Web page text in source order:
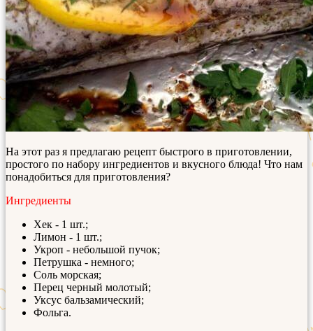
На этот раз я предлагаю рецепт быстрого в приготовлении,
простого по набору ингредиентов и вкусного блюда! Что нам
понадобиться для приготовления?
Ингредиенты
Хек - 1 шт.;
Лимон - 1 шт.;
Укроп - небольшой пучок;
Петрушка - немного;
Соль морская;
Перец черный молотый;
Уксус бальзамический;
Фольга.